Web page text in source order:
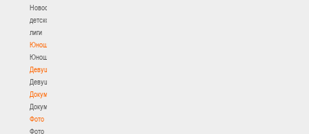
Новости
детской
лиги
Юноши
Юноши
Девушки
Девушки
Документы
Документы
Фото
Фото